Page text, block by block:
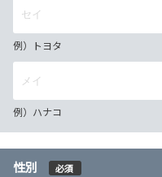
例）トヨタ
例）ハナコ
性別 必須